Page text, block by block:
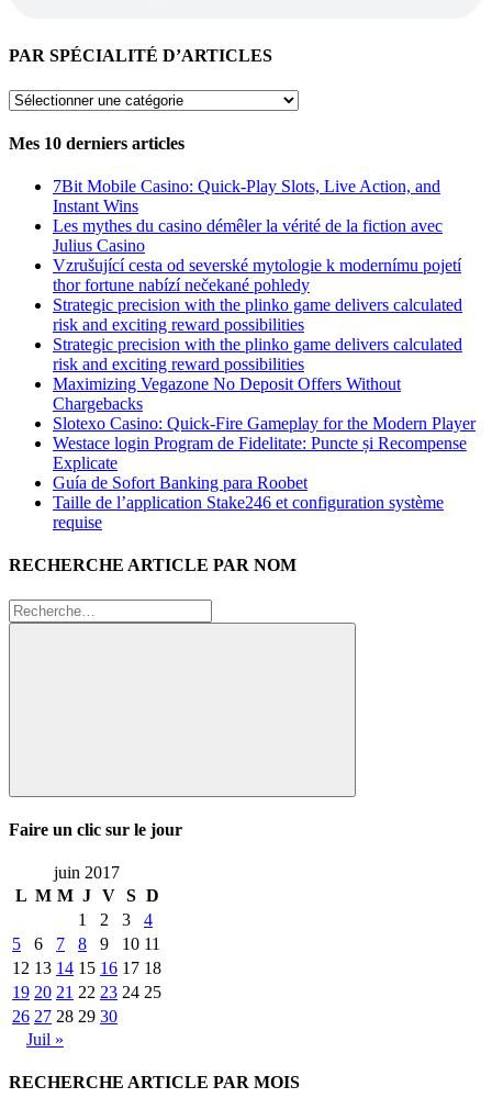
PAR SPÉCIALITÉ D’ARTICLES
PAR
D’ARTICLES
Mes 10 derniers articles
7Bit Mobile Casino: Quick‑Play Slots, Live Action, and
Instant Wins
Les mythes du casino démêler la vérité de la fiction avec
Julius Casino
Vzrušující cesta od severské mytologie k modernímu pojetí
thor fortune nabízí nečekané pohledy
Strategic precision with the plinko game delivers calculated
risk and exciting reward possibilities
Strategic precision with the plinko game delivers calculated
risk and exciting reward possibilities
Maximizing Vegazone No Deposit Offers Without
Chargebacks
Slotexo Casino: Quick‑Fire Gameplay for the Modern Player
Westace login Program de Fidelitate: Puncte și Recompense
Explicate
Guía de Sofort Banking para Roobet
Taille de l’application Stake246 et configuration système
requise
RECHERCHE ARTICLE PAR NOM
Recherche
pour
Rechercher
Faire un clic sur le jour
juin 2017
L M M J V S D
1
2 3
4
5
6 7 8 9 10 11
12 13 14 15 16 17 18
19 20 21 22 23 24 25
26 27 28 29 30
Juil »
RECHERCHE ARTICLE PAR MOIS